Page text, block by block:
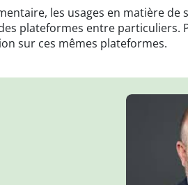
les usages en matière
plateformes entre particuliers.
sur ces mêmes plateformes.